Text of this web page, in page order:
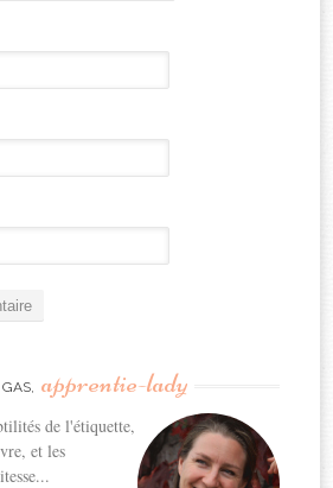
apprentie-lady
de l'étiquette,
et les